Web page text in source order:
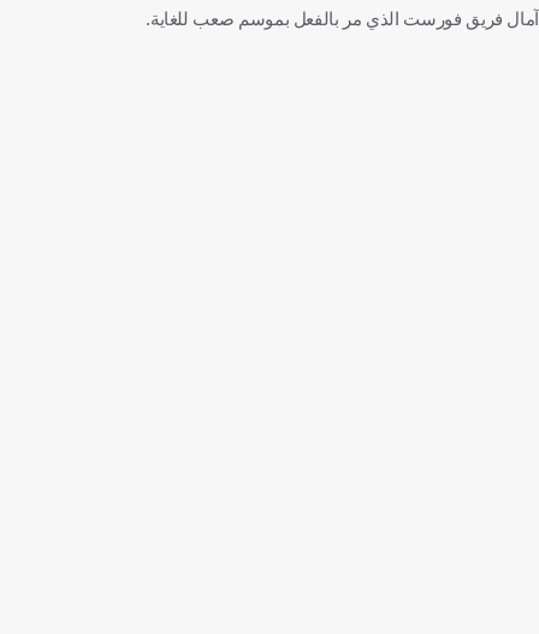
آمال فريق فورست الذي مر بالفعل بموسم صعب للغاية.